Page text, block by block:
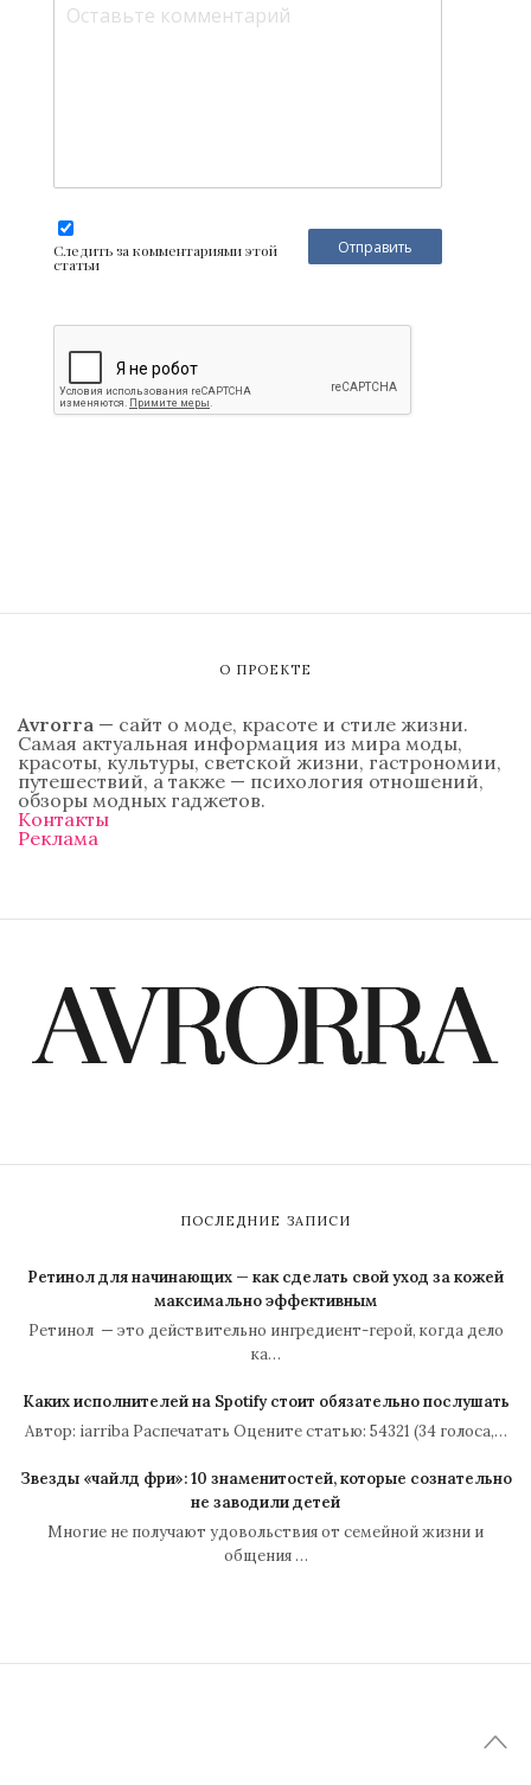
Следить за комментариями этой
статьи
О ПРОЕКТЕ
Avrorra — сайт о моде, красоте и стиле жизни.
Самая актуальная информация из мира моды,
красоты, культуры, светской жизни, гастрономии,
путешествий, а также — психология отношений,
обзоры модных гаджетов.
Контакты
Реклама
ПОСЛЕДНИЕ ЗАПИСИ
Ретинол для начинающих — как сделать свой уход за кожей
максимально эффективным
Ретинол — это действительно ингредиент-герой, когда дело
ка…
Каких исполнителей на Spotify стоит обязательно послушать
Автор: iarriba Распечатать Оцените статью: 54321 (34 голоса,…
Звезды «чайлд фри»: 10 знаменитостей, которые сознательно
не заводили детей
Многие не получают удовольствия от семейной жизни и
общения …